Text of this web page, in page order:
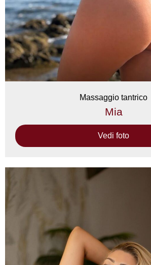
Massaggio tantrico
Mia
Vedi foto